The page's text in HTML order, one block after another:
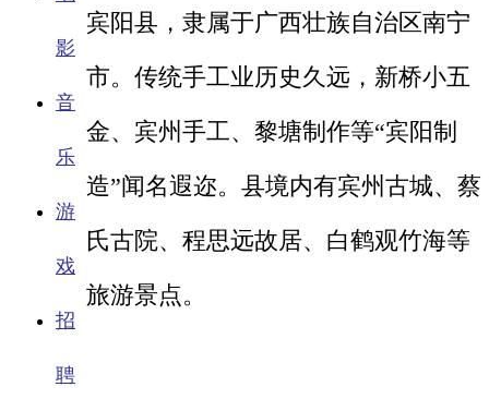
影
音
乐
游
戏
招
聘
宾阳县，隶属于广西壮族自治区南宁
市。传统手工业历史久远，新桥小五
金、宾州手工、黎塘制作等“宾阳制
造”闻名遐迩。县境内有宾州古城、蔡
氏古院、程思远故居、白鹤观竹海等
旅游景点。